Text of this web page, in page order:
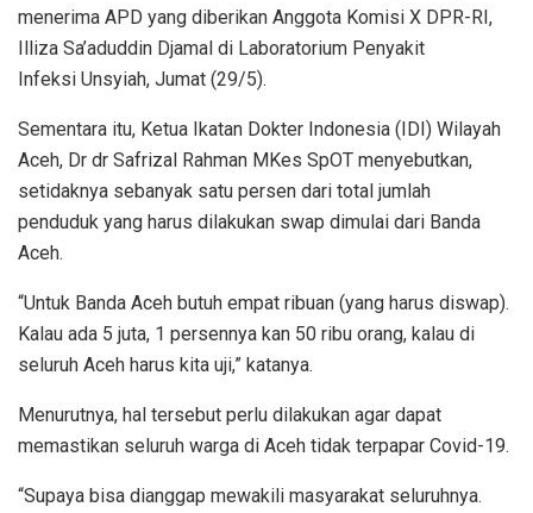
menerima APD yang diberikan Anggota Komisi X DPR-RI,
Illiza Sa’aduddin Djamal di Laboratorium Penyakit
Infeksi Unsyiah, Jumat (29/5).
Sementara itu, Ketua Ikatan Dokter Indonesia (IDI) Wilayah
Aceh, Dr dr Safrizal Rahman MKes SpOT menyebutkan,
setidaknya sebanyak satu persen dari total jumlah
penduduk yang harus dilakukan swap dimulai dari Banda
Aceh.
“Untuk Banda Aceh butuh empat ribuan (yang harus diswap).
Kalau ada 5 juta, 1 persennya kan 50 ribu orang, kalau di
seluruh Aceh harus kita uji,” katanya.
Menurutnya, hal tersebut perlu dilakukan agar dapat
memastikan seluruh warga di Aceh tidak terpapar Covid-19.
“Supaya bisa dianggap mewakili masyarakat seluruhnya.